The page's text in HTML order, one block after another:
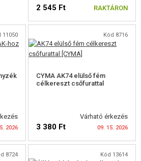
2 545 Ft RAKTÁRON
11050
2026
Kód 8716
CYMA AK74 elülső fém
célkereszt csőfurattal
Várható érkezés
3 380 Ft 09. 15. 2026
8724 Kód 13614